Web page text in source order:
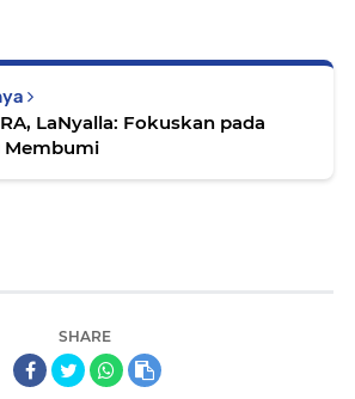
LaNyalla: Fokuskan pada
Membumi
SHARE